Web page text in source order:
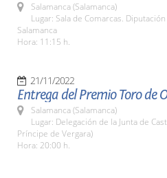
Salamanca (Salamanca)
Lugar: Sala de Comarcas.
Salamanca
Hora: 11:15 h.
21/11/2022
Entrega del Premio Toro de
Salamanca (Salamanca)
Lugar: Delegación de la Junta de
Príncipe de Vergara)
Hora: 20:00 h.